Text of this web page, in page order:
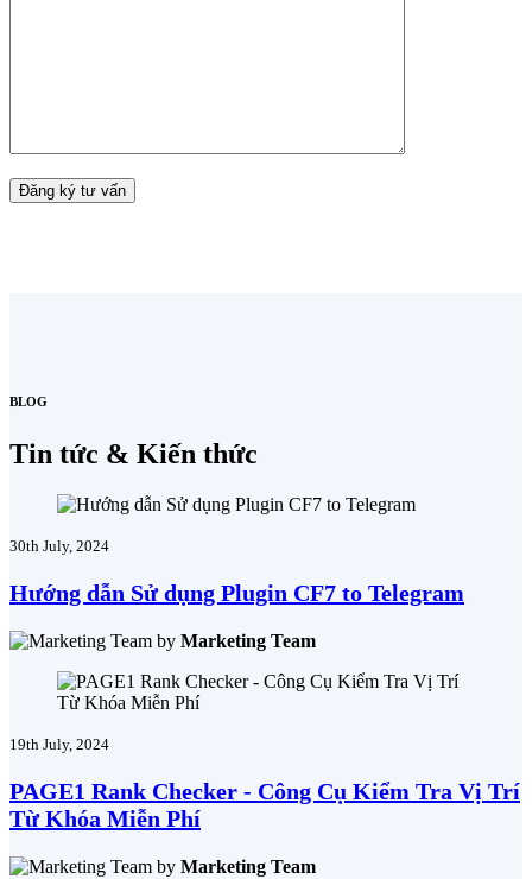
BLOG
Tin tức & Kiến thức
30th July, 2024
Hướng dẫn Sử dụng Plugin CF7 to Telegram
by Marketing Team
19th July, 2024
PAGE1 Rank Checker - Công Cụ Kiểm Tra Vị Trí
Từ Khóa Miễn Phí
by Marketing Team